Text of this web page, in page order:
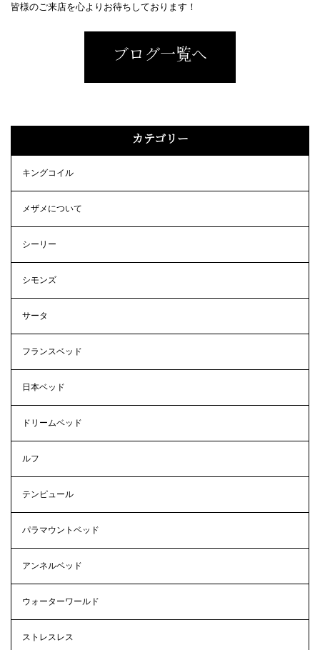
皆様のご来店を心よりお待ちしております！
ブログ一覧へ
カテゴリー
キングコイル
メザメについて
シーリー
シモンズ
サータ
フランスベッド
日本ベッド
ドリームベッド
ルフ
テンピュール
パラマウントベッド
アンネルベッド
ウォーターワールド
ストレスレス